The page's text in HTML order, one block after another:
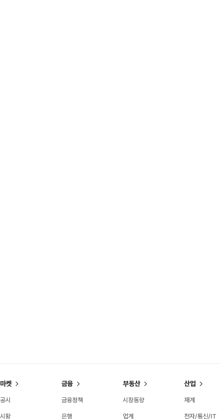
마켓
공시
시황
금융
금융정책
은행
부동산
시장동향
업계
산업
재계
전자/통신/IT